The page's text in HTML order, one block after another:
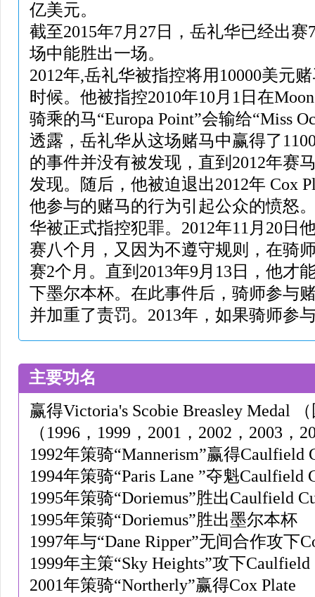
亿美元。
截至2015年7月27日，岳礼华已经出赛
场中能胜出一场。
2012年,岳礼华被指控将用10000美元
时候。他被指控2010年10月1日在
骑乘的马“Europa Point”会输给“Miss
透露，岳礼华从这场赌马中赢得了
的事件并没有被发现，直到2012年赛
发现。随后，他被迫退出2012年 Cox
他参与的赌马的行为引起公众的愤怒
华被正式指控犯罪。2012年11月20日
赛八个月，又因为不遵守规则，在骑
赛2个月。直到2013年9月13日，他才
下墨尔本杯。在此事件后，骑师参与
并加重了责罚。2013年，如果骑师参
主要功名
赢得Victoria's Scobie Breasley Medal
（1996，1999，2001，2002，2003，
1992年策骑“Mannerism”赢得Caulfield
1994年策骑“Paris Lane ”夺魁Caulfield
1995年策骑“Doriemus”胜出Caulfield
1995年策骑“Doriemus”胜出墨尔本杯
1997年与“Dane Ripper”无间合作攻下
1999年主策“Sky Heights”攻下Caulfield
2001年策骑“Northerly”赢得Cox Plate